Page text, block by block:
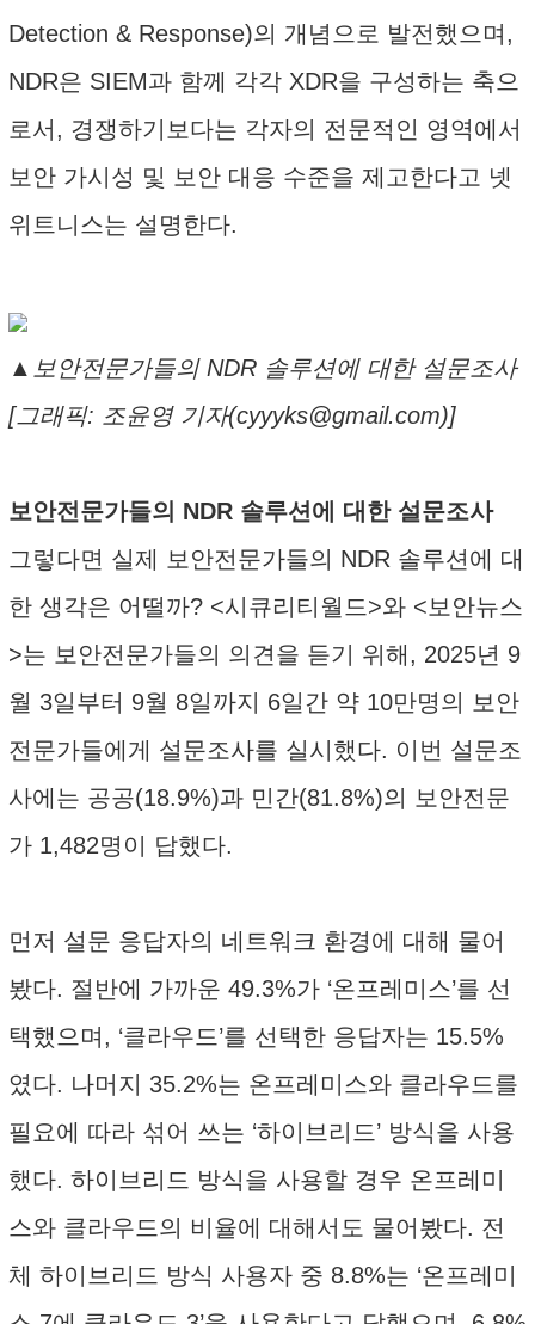
Detection & Response)의 개념으로 발전했으며,
NDR은 SIEM과 함께 각각 XDR을 구성하는 축으
로서, 경쟁하기보다는 각자의 전문적인 영역에서
보안 가시성 및 보안 대응 수준을 제고한다고 넷
위트니스는 설명한다.
▲보안전문가들의 NDR 솔루션에 대한 설문조사
[그래픽: 조윤영 기자(cyyyks@gmail.com)]
보안전문가들의 NDR 솔루션에 대한 설문조사
그렇다면 실제 보안전문가들의 NDR 솔루션에 대
한 생각은 어떨까? <시큐리티월드>와 <보안뉴스
>는 보안전문가들의 의견을 듣기 위해, 2025년 9
월 3일부터 9월 8일까지 6일간 약 10만명의 보안
전문가들에게 설문조사를 실시했다. 이번 설문조
사에는 공공(18.9%)과 민간(81.8%)의 보안전문
가 1,482명이 답했다.
먼저 설문 응답자의 네트워크 환경에 대해 물어
봤다. 절반에 가까운 49.3%가 ‘온프레미스’를 선
택했으며, ‘클라우드’를 선택한 응답자는 15.5%
였다. 나머지 35.2%는 온프레미스와 클라우드를
필요에 따라 섞어 쓰는 ‘하이브리드’ 방식을 사용
했다. 하이브리드 방식을 사용할 경우 온프레미
스와 클라우드의 비율에 대해서도 물어봤다. 전
체 하이브리드 방식 사용자 중 8.8%는 ‘온프레미